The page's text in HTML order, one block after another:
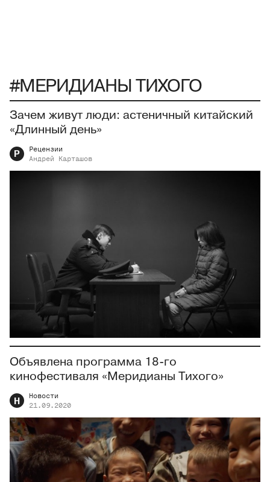
#МЕРИДИАНЫ ТИХОГО
Зачем живут люди: астеничный китайский
«Длинный день»
Р
Рецензии
Андрей
Карташов
Объявлена программа 18-го
кинофестиваля «Меридианы Тихого»
Н
Новости
21.09.2020